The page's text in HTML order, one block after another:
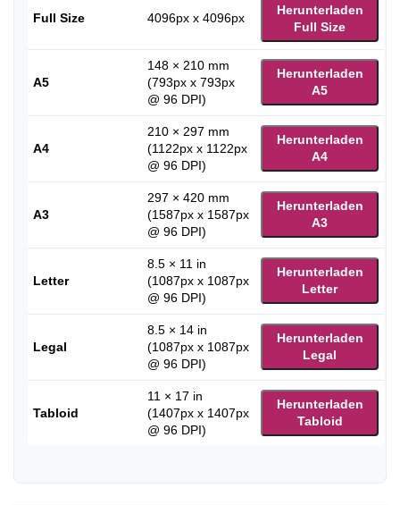
Full Size 4096px x 4096px
Herunterladen
Full Size
A5
148 × 210 mm
(793px x 793px
@ 96 DPI)
Herunterladen
A5
A4
210 × 297 mm
(1122px x 1122px
@ 96 DPI)
Herunterladen
A4
A3
297 × 420 mm
(1587px x 1587px
@ 96 DPI)
Herunterladen
A3
Letter
8.5 × 11 in
(1087px x 1087px
@ 96 DPI)
Herunterladen
Letter
Legal
8.5 × 14 in
(1087px x 1087px
@ 96 DPI)
Herunterladen
Legal
Tabloid
11 × 17 in
(1407px x 1407px
@ 96 DPI)
Herunterladen
Tabloid